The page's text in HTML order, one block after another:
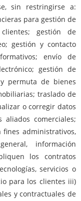
sin restringirse a:
para gestión de
gestión de
gestión y contacto
envío de
gestión de
permuta de bienes
traslado de
o corregir datos
comerciales;
fines administrativos,
información
los contratos
servicios o
para los clientes iii)
y contractuales de